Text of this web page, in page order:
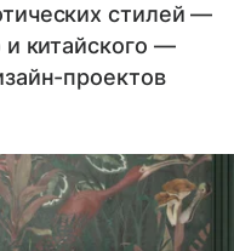
стилей —
и китайского —
проектов